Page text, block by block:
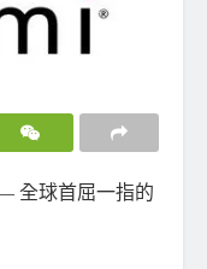
全球首屈一指的